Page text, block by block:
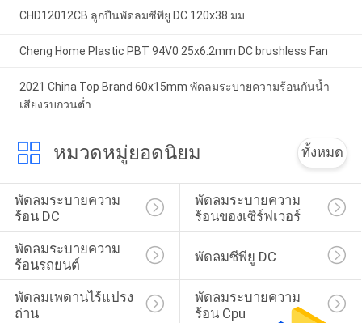
CHD12012CB ลูกปืนพัดลมซีพียู DC 120x38 มม
Cheng Home Plastic PBT 94V0 25x6.2mm DC brushless Fan
2021 China Top Brand 60x15mm พัดลมระบายความร้อนกันน้ำ
เสียงรบกวนต่ำ
หมวดหมู่ยอดนิยม ทั้งหมด
พัดลมระบายความ
ร้อน DC
พัดลมระบายความ
ร้อนของเซิร์ฟเวอร์
พัดลมระบายความ
ร้อนรถยนต์
พัดลมซีพียู DC
พัดลมเพดานไร้แปรง
ถ่าน
พัดลมระบายความ
ร้อน Cpu